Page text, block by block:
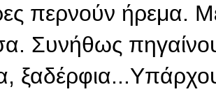
περνούν ήρεμα.
Συνήθως